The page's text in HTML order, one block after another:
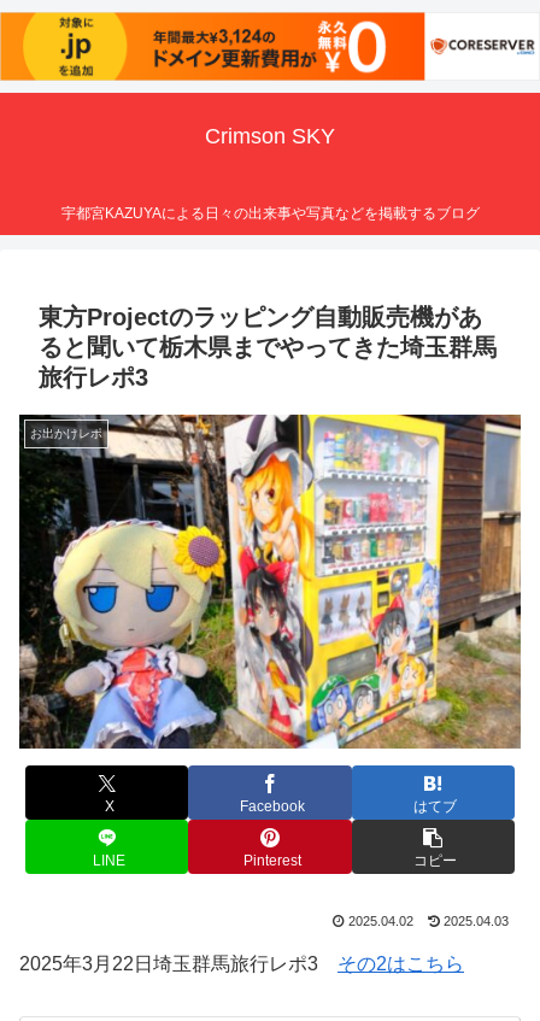
Crimson SKY
宇都宮KAZUYAによる日々の出来事や写真などを掲載するブログ
東方Projectのラッピング自動販売機があ
ると聞いて栃木県までやってきた埼玉群馬
旅行レポ3
お出かけレポ
X Facebook はてブ
LINE Pinterest コピー
2025.04.02 2025.04.03
2025年3月22日埼玉群馬旅行レポ3 その2はこちら